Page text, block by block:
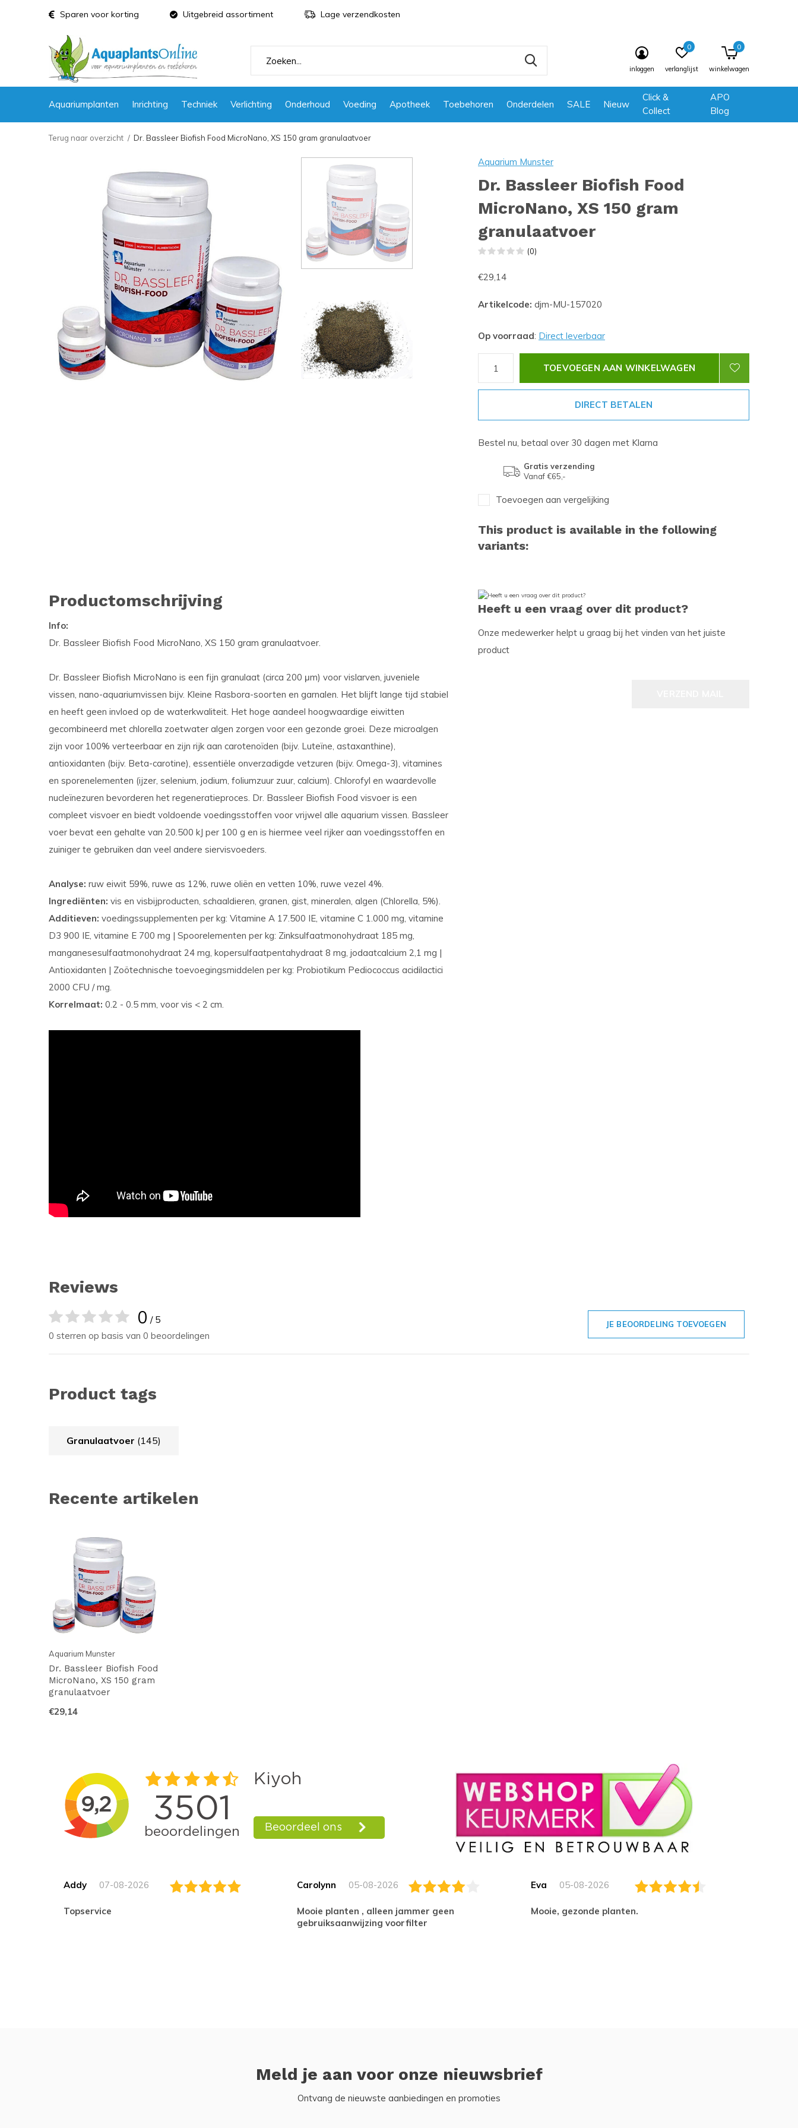
Aquariumplanten Inrichting Techniek Verlichting Onderhoud Voeding Apotheek Toebehoren Onderdelen SALE Nieuw
Click &
Collect
APO
Blog
inloggen verlanglijst
0
winkelwagen
0
Sparen voor korting Uitgebreid assortiment Lage verzendkosten
Terug naar overzicht Dr. Bassleer Biofish Food MicroNano, XS 150 gram granulaatvoer
Aquarium Munster
Dr. Bassleer Biofish Food
MicroNano, XS 150 gram
granulaatvoer
(0)
€29,14
Artikelcode: djm-MU-157020
Op voorraad: Direct leverbaar
TOEVOEGEN AAN WINKELWAGEN
DIRECT BETALEN
Bestel nu, betaal over 30 dagen met Klarna
Gratis verzending
Vanaf €65,-
Toevoegen aan vergelijking
This product is available in the following
variants:
Productomschrijving
Info:
Dr. Bassleer Biofish Food MicroNano, XS 150 gram granulaatvoer.
Dr. Bassleer Biofish MicroNano is een fijn granulaat (circa 200 μm) voor vislarven, juveniele
vissen, nano-aquariumvissen bijv. Kleine Rasbora-soorten en garnalen. Het blijft lange tijd stabiel
en heeft geen invloed op de waterkwaliteit. Het hoge aandeel hoogwaardige eiwitten
gecombineerd met chlorella zoetwater algen zorgen voor een gezonde groei. Deze microalgen
zijn voor 100% verteerbaar en zijn rijk aan carotenoïden (bijv. Luteïne, astaxanthine),
antioxidanten (bijv. Beta-carotine), essentiële onverzadigde vetzuren (bijv. Omega-3), vitamines
en sporenelementen (ijzer, selenium, jodium, foliumzuur zuur, calcium). Chlorofyl en waardevolle
nucleïnezuren bevorderen het regeneratieproces. Dr. Bassleer Biofish Food visvoer is een
compleet visvoer en biedt voldoende voedingsstoffen voor vrijwel alle aquarium vissen. Bassleer
voer bevat een gehalte van 20.500 kJ per 100 g en is hiermee veel rijker aan voedingsstoffen en
zuiniger te gebruiken dan veel andere siervisvoeders.
Analyse: ruw eiwit 59%, ruwe as 12%, ruwe oliën en vetten 10%, ruwe vezel 4%.
Ingrediënten: vis en visbijproducten, schaaldieren, granen, gist, mineralen, algen (Chlorella, 5%).
Additieven: voedingssupplementen per kg: Vitamine A 17.500 IE, vitamine C 1.000 mg, vitamine
D3 900 IE, vitamine E 700 mg | Spoorelementen per kg: Zinksulfaatmonohydraat 185 mg,
manganesesulfaatmonohydraat 24 mg, kopersulfaatpentahydraat 8 mg, jodaatcalcium 2,1 mg |
Antioxidanten | Zoötechnische toevoegingsmiddelen per kg: Probiotikum Pediococcus acidilactici
2000 CFU / mg.
Korrelmaat: 0.2 - 0.5 mm, voor vis < 2 cm.
Heeft u een vraag over dit product?
Onze medewerker helpt u graag bij het vinden van het juiste
product
Reviews
0 / 5
0 sterren op basis van 0 beoordelingen
JE BEOORDELING TOEVOEGEN
Product tags
Granulaatvoer (145)
Recente artikelen
Aquarium Munster
Dr. Bassleer Biofish Food
MicroNano, XS 150 gram
granulaatvoer
€29,14
Addy 07-08-2026
topservice
Carolynn 05-08-2026
Mooie planten , alleen jammer geen
gebruiksaanwijzing voorfilter
Eva 05-08-2026
Mooie, gezonde planten.
Meld je aan voor onze nieuwsbrief
Ontvang de nieuwste aanbiedingen en promoties